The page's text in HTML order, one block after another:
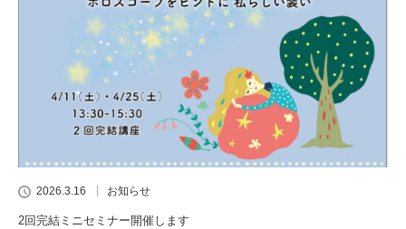
2026.3.16 お知らせ
2回完結ミニセミナー開催します